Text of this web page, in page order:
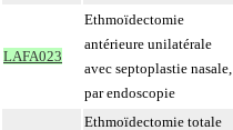
LAFA023
Ethmoïdectomie
antérieure unilatérale
avec septoplastie nasale,
par endoscopie
Ethmoïdectomie totale